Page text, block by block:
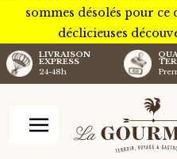
sommes désolés pour ce
déclicieuses
LIVRAISON
EXPRESS
24-48h